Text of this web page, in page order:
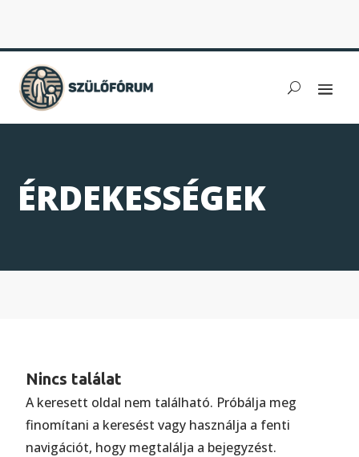
ÉRDEKESSÉGEK
Nincs találat
A keresett oldal nem található. Próbálja meg
finomítani a keresést vagy használja a fenti
navigációt, hogy megtalálja a bejegyzést.